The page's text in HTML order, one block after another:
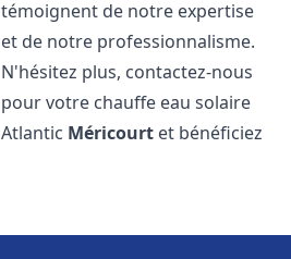
témoignent de notre expertise
et de notre professionnalisme.
N'hésitez plus, contactez-nous
pour votre chauffe eau solaire
Atlantic Méricourt et bénéficiez